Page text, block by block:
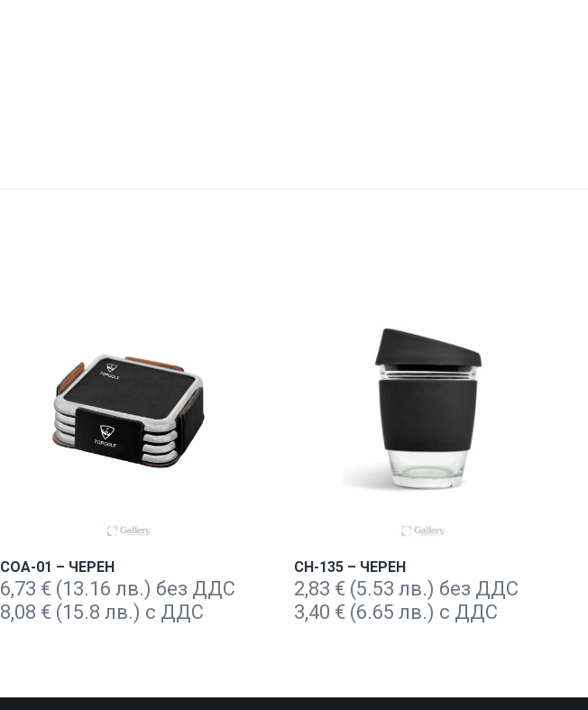
COA-01 – ЧЕРЕН
6,73 € (13.16 лв.) без ДДС
8,08 € (15.8 лв.) с ДДС
CH-135 – ЧЕРЕН
2,83 € (5.53 лв.) без ДДС
3,40 € (6.65 лв.) с ДДС